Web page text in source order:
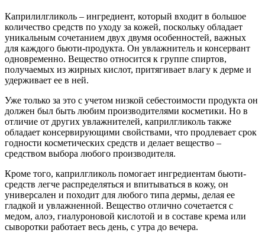
Каприлилгликоль – ингредиент, который входит в большое
количество средств по уходу за кожей, поскольку обладает
уникальным сочетанием двух двумя особенностей, важных
для каждого бьюти-продукта. Он увлажнитель и консервант
одновременно. Вещество относится к группе спиртов,
получаемых из жирных кислот, притягивает влагу к дерме и
удерживает ее в ней.
Уже только за это с учетом низкой себестоимости продукта он
должен был быть любим производителями косметики. Но в
отличие от других увлажнителей, каприлгликоль также
обладает консервирующими свойствами, что продлевает срок
годности косметических средств и делает вещество –
средством выбора любого производителя.
Кроме того, каприлгликоль помогает ингредиентам бьюти-
средств легче распределяться и впитываться в кожу, он
универсален и походит для любого типа дермы, делая ее
гладкой и увлажненной. Вещество отлично сочетается с
медом, алоэ, гиалуроновой кислотой и в составе крема или
сыворотки работает весь день, с утра до вечера.